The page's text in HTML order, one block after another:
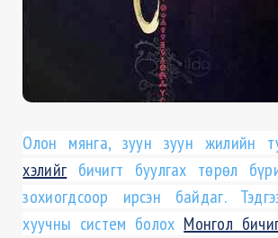
Олон мянга, зуун зуун жилийн
хэлийг бичигт буулгах төрөл
зохиогдсоор ирсэн байдаг.
хуучны систем болох Монгол